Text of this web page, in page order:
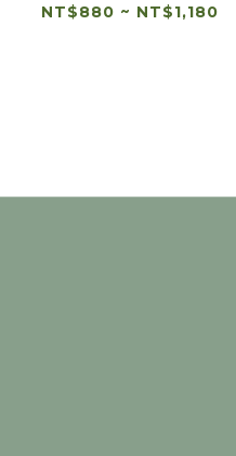
NT$880 ~ NT$1,180